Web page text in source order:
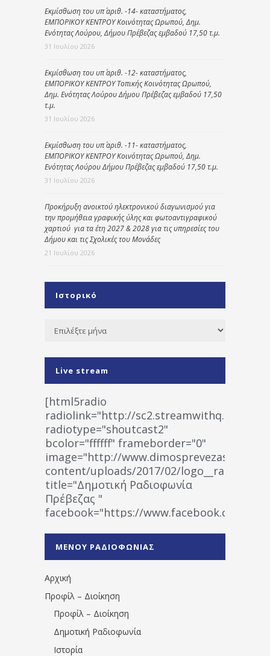
Εκμίσθωση του υπ΄ αριθ. -14- καταστήματος,
ΕΜΠΟΡΙΚΟΥ ΚΕΝΤΡΟΥ Κοινότητας Ωρωπού, Δημ.
Ενότητας Λούρου, Δήμου Πρέβεζας εμβαδού 17,50 τ.μ.
31 Ιουλίου 2026
Εκμίσθωση του υπ΄ αριθ. -12- καταστήματος,
ΕΜΠΟΡΙΚΟΥ ΚΕΝΤΡΟΥ Τοπικής Κοινότητας Ωρωπού,
Δημ. Ενότητας Λούρου Δήμου Πρέβεζας εμβαδού 17,50
τ.μ.
31 Ιουλίου 2026
Εκμίσθωση του υπ΄ αριθ. -11- καταστήματος,
ΕΜΠΟΡΙΚΟΥ ΚΕΝΤΡΟΥ Κοινότητας Ωρωπού, Δημ.
Ενότητας Λούρου Δήμου Πρέβεζας εμβαδού 17,50 τ.μ.
31 Ιουλίου 2026
Προκήρυξη ανοικτού ηλεκτρονικού διαγωνισμού για
την προμήθεια γραφικής ύλης και φωτοαντιγραφικού
χαρτιού για τα έτη 2027 & 2028 για τις υπηρεσίες του
Δήμου και τις Σχολικές του Μονάδες
21 Ιουλίου 2026
Ιστορικό
Ιστορικό
Live stream
[html5radio
radiolink="http://
radiotype="shoutcast2"
bcolor="ffffff" frameborder="0"
image="http://www.dimosprevezas.gr/wp-
content/uploads/2017/02/
title="Δημοτική Ραδιοφωνία
Πρέβεζας "
facebook="https://www.facebook.com/
1531194763766854/" artist="" ]
ΜΕΝΟΥ ΡΑΔΙΟΦΩΝΙΑΣ
Αρχική
Προφίλ – Διοίκηση
Προφίλ – Διοίκηση
Δημοτική Ραδιοφωνία
Ιστορία